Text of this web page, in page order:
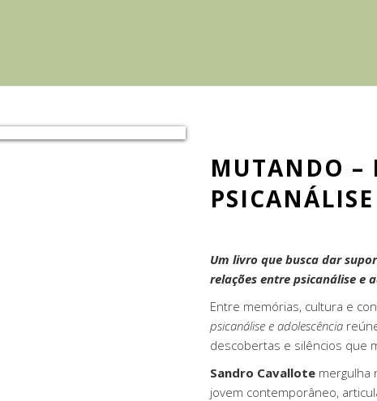
MUTANDO –
Um livro que busca dar
relações entre psicanálise e
Entre memórias, cultura e
psicanálise e adolescência
descobertas e silêncios que
Sandro Cavallote mergulha
jovem contemporâneo,